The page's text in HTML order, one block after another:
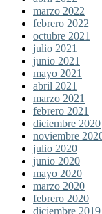
marzo 2022
febrero 2022
octubre 2021
julio 2021
junio 2021
mayo 2021
abril 2021
marzo 2021
febrero 2021
diciembre 2020
noviembre
julio 2020
junio 2020
mayo 2020
marzo 2020
febrero 2020
diciembre 2019